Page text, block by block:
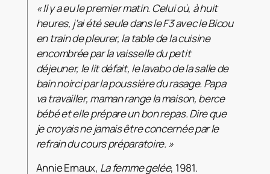
«Il y a eu le premier matin. Celui où, à huit
heures, j’ai été seule dans le F3 avec le Bicou
en train de pleurer, la table de la cuisine
encombrée par la vaisselle du petit
déjeuner, le lit défait, le lavabo de la salle de
bain noirci par la poussière du rasage. Papa
va travailler, maman range la maison, berce
bébé et elle prépare un bon repas. Dire que
je croyais ne jamais être concernée par le
refrain du cours préparatoire. »
Annie Ernaux, La femme gelée, 1981.